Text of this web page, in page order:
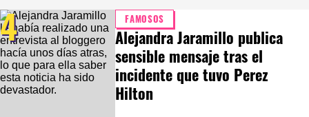
4 FAMOSOS
Alejandra Jaramillo publica
sensible mensaje tras el
incidente que tuvo Perez
Hilton